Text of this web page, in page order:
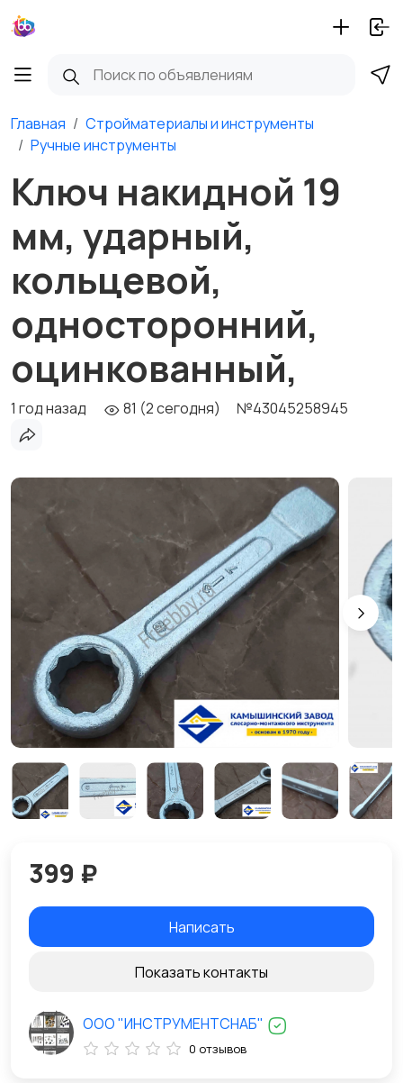
Главная
Стройматериалы и инструменты
Ручные инструменты
Ключ накидной 19
мм, ударный,
кольцевой,
односторонний,
оцинкованный,
1 год назад 81 (2 сегодня) №43045258945
399 ₽
Написать
Показать контакты
ООО "ИНСТРУМЕНТСНАБ"
0 отзывов